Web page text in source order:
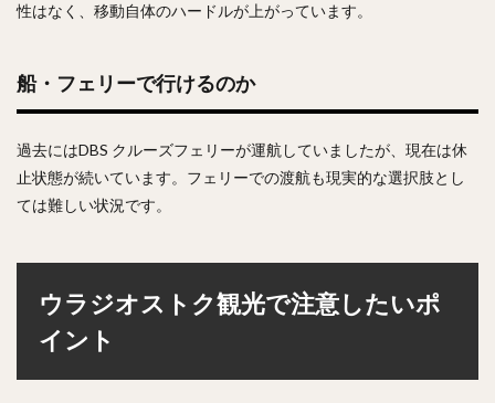
性はなく、移動自体のハードルが上がっています。
船・フェリーで行けるのか
過去にはDBS クルーズフェリーが運航していましたが、現在は休
止状態が続いています。フェリーでの渡航も現実的な選択肢とし
ては難しい状況です。
ウラジオストク観光で注意したいポ
イント